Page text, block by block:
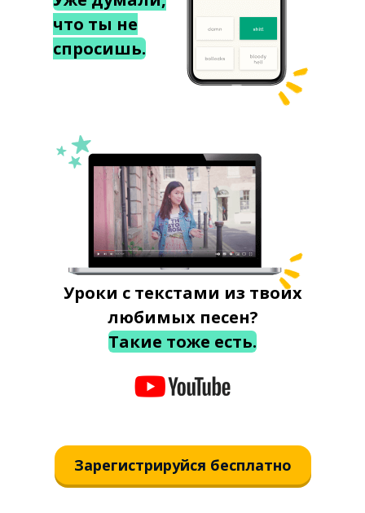
что ты не
спросишь.
Уроки с текстами из твоих
любимых песен?
Такие тоже есть.
Зарегистрируйся бесплатно